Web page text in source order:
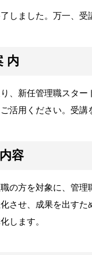
しました。万一、受
内
、 新任管理職スター
活用ください。受講
容
の方を対象に、管
させ、成果を出す
します。